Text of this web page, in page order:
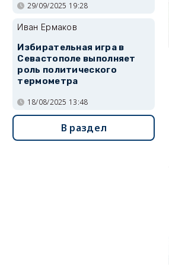
29/09/2025 19:28
Иван Ермаков
Избирательная игра в
Севастополе выполняет
роль политического
термометра
18/08/2025 13:48
В раздел